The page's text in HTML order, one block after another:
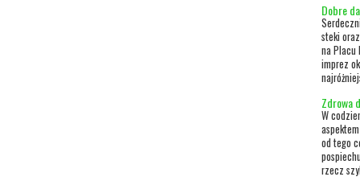
Dobre
steki
na Placu
imprez
Zdrowa
W
od tego
rzecz